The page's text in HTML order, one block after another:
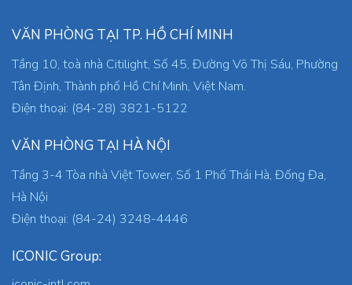
VĂN PHÒNG TẠI TP. HỒ CHÍ MINH
Tầng 10, toà nhà Citilight, Số 45, Đường Võ Thị Sáu, Phường
Tân Định, Thành phố Hồ Chí Minh, Việt Nam.
Điện thoại: (84-28) 3821-5122
VĂN PHÒNG TẠI HÀ NỘI
Tầng 3-4 Tòa nhà Việt Tower, Số 1 Phố Thái Hà, Đống Đa,
Hà Nội
Điện thoại: (84-24) 3248-4446
ICONIC Group: